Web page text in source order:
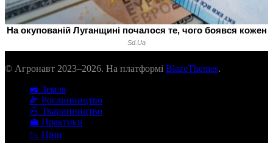
© Агронавт 2023–2026. На платформі BlazeThemes.
🚜 Земля
🌽 Рослинництво
🐽 Тваринництво
💼 Практики
📉 Ціни